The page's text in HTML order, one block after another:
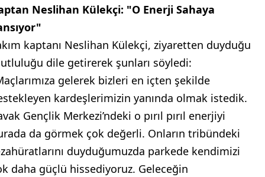
Neslihan Külekçi: "O Enerji Sahaya
kaptanı Neslihan Külekçi, ziyaretten duyduğu
dile getirerek şunları söyledi:
gelerek bizleri en içten şekilde
kardeşlerimizin yanında olmak istedik.
Gençlik Merkezi’ndeki o pırıl pırıl enerjiyi
da görmek çok değerli. Onların tribündeki
duyduğumuzda parkede kendimizi
daha güçlü hissediyoruz. Geleceğin